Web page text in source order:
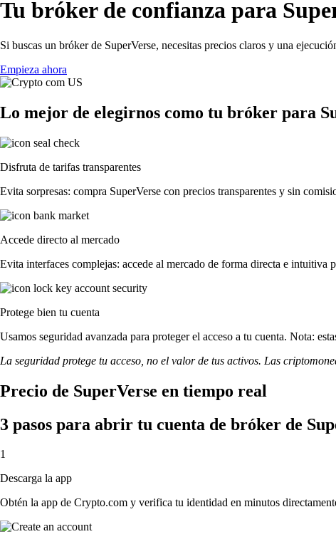
Tu bróker de confianza para
Si buscas un bróker de SuperVerse, necesitas precios claros y una
Empieza ahora
Lo mejor de elegirnos como tu bróker para
Disfruta de tarifas transparentes
Evita sorpresas: compra SuperVerse con precios transparentes y sin
Accede directo al mercado
Evita interfaces complejas: accede al mercado de forma directa e intuitiva
Protege bien tu cuenta
Usamos seguridad avanzada para proteger el acceso a tu cuenta. Nota:
La seguridad protege tu acceso, no el valor de tus activos. Las
Precio de SuperVerse en tiempo real
3 pasos para abrir tu cuenta de bróker de
1
Descarga la app
Obtén la app de Crypto.com y verifica tu identidad en minutos